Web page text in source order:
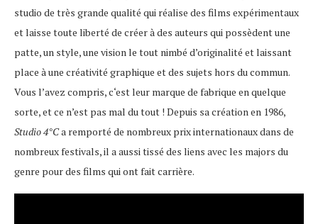
studio de très grande qualité qui réalise des films expérimentaux
et laisse toute liberté de créer à des auteurs qui possèdent une
patte, un style, une vision le tout nimbé d’originalité et laissant
place à une créativité graphique et des sujets hors du commun.
Vous l’avez compris, c‘est leur marque de fabrique en quelque
sorte, et ce n’est pas mal du tout ! Depuis sa création en 1986,
Studio 4°Ca remporté de nombreux prix internationaux dans de
nombreux festivals, il a aussi tissé des liens avec les majors du
genre pour des films qui ont fait carrière.